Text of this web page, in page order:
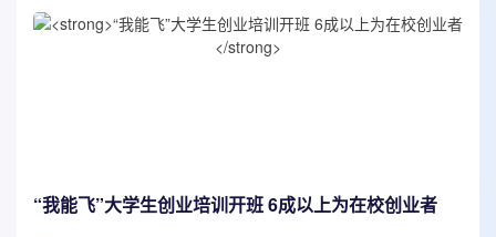
“我能飞”大学生创业培训开班 6成以上为在校创业者